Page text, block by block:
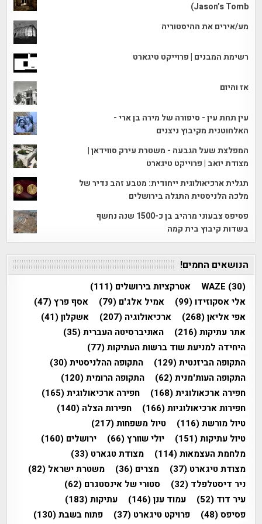
Jason’s Tomb)
מע/אירים את ההיסטוריה
רשימת המבנים | פרוייקט טיגארט
אז והיום
עין תחת עין - סיפורה של מירה בן ארי -
האלחוטנית מקיבוץ ניצנים
המפלצת שעל הגבעה - משטרת עירק סווידאן |
מצודת יואב | פרוייקט טיגארט
תגלית ארכיאולוגית ייחודית: מטבע זהב נדיר של
מלכה הלניסטית התגלה בירושלים
פסיפס צבעוני מרהיב בן כ-1500 שנה נחשף
בשדות קיבוץ בית קמה
הנושאים החמים!
WAZE (30) אטרקציות בירושלים (111)
אלי אסקוזידו(99) אמיל אלג'ם (79) אסף פרץ(47)
אפי אליאן(268) ארכיאולוגיה (207) אשקלון(41)
אתר עתיקות(216) האוניברסיטה העברית(35)
היחידה למניעת שוד ברשות העתיקות(77)
התקופה הביזנטית(129) התקופה ההלניסטית(30)
התקופה העות'מנית(62) התקופה הרומית(120)
חפירה ארכאולוגית(168) חפירה ארכיאולוגית(165)
חפירות ארכיאולוגיות(166) חפירות הצלה (140)
טיול מורשת(116) טיול משפחות(217)
טיול עתיקות(151) יולי שוורץ(66) ירושלים (160)
מלחמת העצמאות(114) מצודת טגארט (33)
מצודת טיגארט (37) מצרים (36) משטרת ישראל (82)
ניר דיסטלפלד (32) סטורי של אינסטגרם (62)
עיר דוד (52) עמוד ענן(146) עתיקות(183)
פסיפס(48) פרויקט טיגארט (37) פתוח בשבת(130)